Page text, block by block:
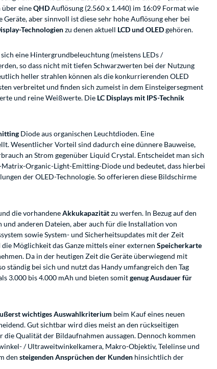
über eineQHDAuflösung (2.560 x 1.440) im 16:09 Format wie
aber sinnvoll ist diese sehr hohe Auflösung eher bei
Technologienzu denen aktuell LCD und OLEDgehören.
eine Hintergrundbeleuchtung (meistens LEDs /
so dass nicht mit tiefen Schwarzwerten bei der Nutzung
heller strahlen können als die konkurrierenden OLED
verbreitet und finden sich zumeist in dem Einsteigersegment
und reine Weißwerte. Die LC Displays mit IPS-Technik
Diode aus organischen Leuchtdioden. Eine
Wesentlicher Vorteil sind dadurch eine dünnere Bauweise,
an Strom gegenüber Liquid Crystal. Entscheidet man sich
Organic-Light-Emitting-Diode und bedeutet, dass hierbei
der OLED-Technologie. So offerieren diese Bildschirme
die vorhandeneAkkukapazitätzu werfen. In Bezug auf den
anderen Dateien, aber auch für die Installation von
sowie System- und Sicherheitsupdates mit der Zeit
Möglichkeit das Ganze mittels einer externen Speicherkarte
Da in der heutigen Zeit die Geräte überwiegend mit
ständig bei sich und nutzt das Handy umfangreich den Tag
3.000 bis 4.000 mAh und bieten somitgenug Ausdauer für
wichtiges Auswahlkriterium beim Kauf eines neuen
Gut sichtbar wird dies meist an den rückseitigen
die Qualität der Bildaufnahmen aussagen. Dennoch kommen
/ Ultraweitwinkelkamera, Makro-Objektiv, Telelinse und
den steigenden Ansprüchen der Kunden hinsichtlich der